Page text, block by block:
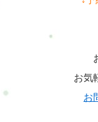
お気
お